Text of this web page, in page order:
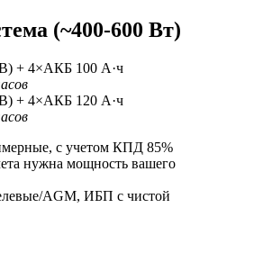
(~400-600 Вт)
+ 4×АКБ 100 А·ч
+ 4×АКБ 120 А·ч
с учетом КПД 85%
нужна мощность вашего
AGM, ИБП с чистой